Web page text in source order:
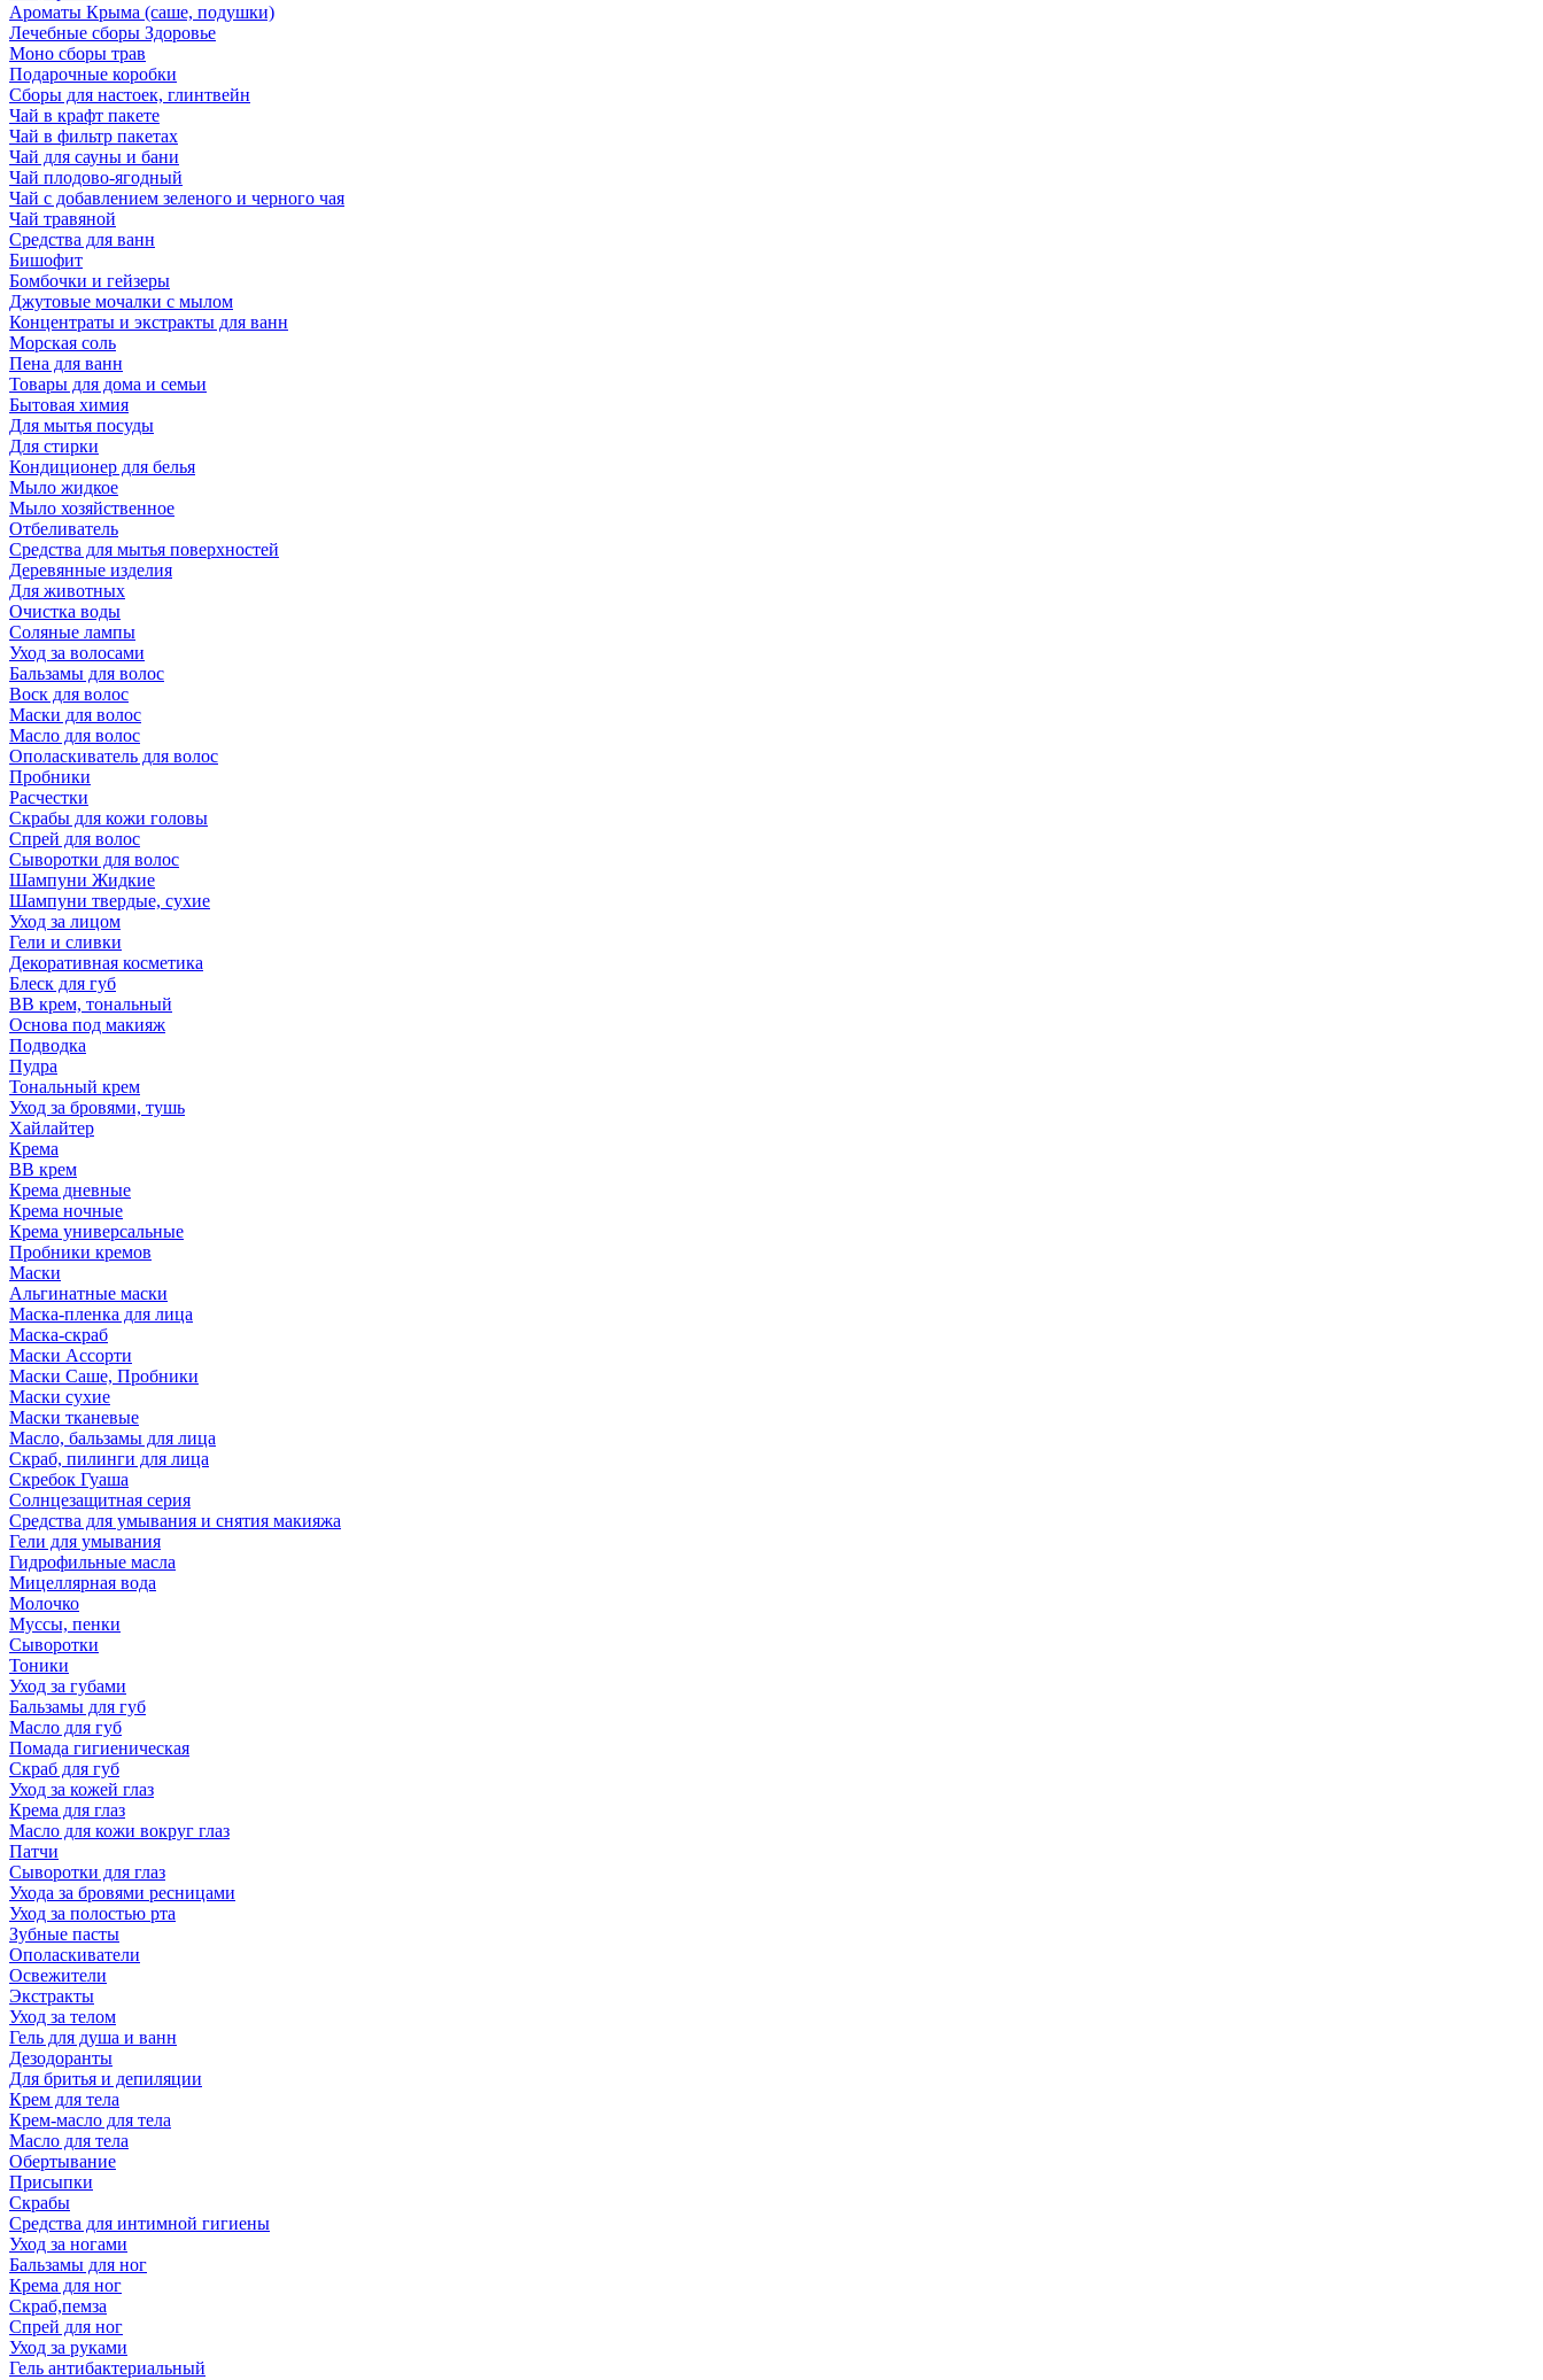
Ароматы Крыма (саше, подушки)
Лечебные сборы Здоровье
Моно сборы трав
Подарочные коробки
Сборы для настоек, глинтвейн
Чай в крафт пакете
Чай в фильтр пакетах
Чай для сауны и бани
Чай плодово-ягодный
Чай с добавлением зеленого и черного чая
Чай травяной
Средства для ванн
Бишофит
Бомбочки и гейзеры
Джутовые мочалки с мылом
Концентраты и экстракты для ванн
Морская соль
Пена для ванн
Товары для дома и семьи
Бытовая химия
Для мытья посуды
Для стирки
Кондиционер для белья
Мыло жидкое
Мыло хозяйственное
Отбеливатель
Средства для мытья поверхностей
Деревянные изделия
Для животных
Очистка воды
Соляные лампы
Уход за волосами
Бальзамы для волос
Воск для волос
Маски для волос
Масло для волос
Ополаскиватель для волос
Пробники
Расчестки
Скрабы для кожи головы
Спрей для волос
Сыворотки для волос
Шампуни Жидкие
Шампуни твердые, сухие
Уход за лицом
Гели и сливки
Декоративная косметика
Блеск для губ
ВВ крем, тональный
Основа под макияж
Подводка
Пудра
Тональный крем
Уход за бровями, тушь
Хайлайтер
Крема
ВВ крем
Крема дневные
Крема ночные
Крема универсальные
Пробники кремов
Маски
Альгинатные маски
Маска-пленка для лица
Маска-скраб
Маски Ассорти
Маски Саше, Пробники
Маски сухие
Маски тканевые
Масло, бальзамы для лица
Скраб, пилинги для лица
Скребок Гуаша
Солнцезащитная серия
Средства для умывания и снятия макияжа
Гели для умывания
Гидрофильные масла
Мицеллярная вода
Молочко
Муссы, пенки
Сыворотки
Тоники
Уход за губами
Бальзамы для губ
Масло для губ
Помада гигиеническая
Скраб для губ
Уход за кожей глаз
Крема для глаз
Масло для кожи вокруг глаз
Патчи
Сыворотки для глаз
Ухода за бровями ресницами
Уход за полостью рта
Зубные пасты
Ополаскиватели
Освежители
Экстракты
Уход за телом
Гель для душа и ванн
Дезодоранты
Для бритья и депиляции
Крем для тела
Крем-масло для тела
Масло для тела
Обертывание
Присыпки
Скрабы
Средства для интимной гигиены
Уход за ногами
Бальзамы для ног
Крема для ног
Скраб,пемза
Спрей для ног
Уход за руками
Гель антибактериальный